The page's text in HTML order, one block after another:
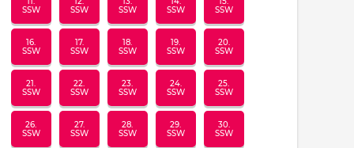
SSW
SSW
SSW
SSW
SSW
16.
SSW
17.
SSW
18.
SSW
19.
SSW
20.
SSW
21.
SSW
22.
SSW
23.
SSW
24.
SSW
25.
SSW
26.
SSW
27.
SSW
28.
SSW
29.
SSW
30.
SSW